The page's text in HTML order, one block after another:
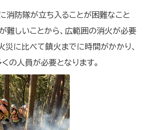
消防隊が立ち入ることが困難なこと
難しいことから、広範囲の消火が必要
災に比べて鎮火までに時間がかかり、
の人員が必要となります。